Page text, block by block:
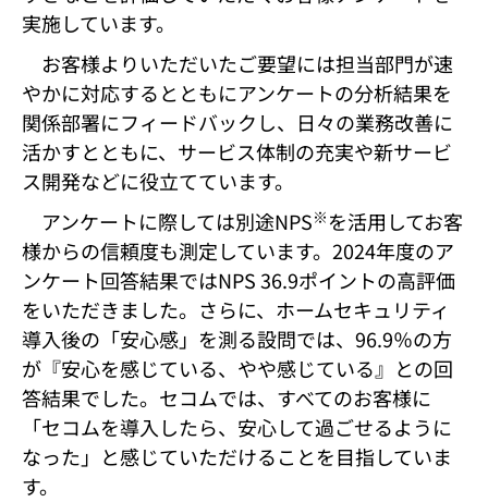
実施しています。
お客様よりいただいたご要望には担当部門が速
やかに対応するとともにアンケートの分析結果を
関係部署にフィードバックし、日々の業務改善に
活かすとともに、サービス体制の充実や新サービ
ス開発などに役立てています。
アンケートに際しては別途NPS※ を活用してお客
様からの信頼度も測定しています。2024年度のア
ンケート回答結果ではNPS 36.9ポイントの高評価
をいただきました。さらに、ホームセキュリティ
導入後の「安心感」を測る設問では、96.9％の方
が『安心を感じている、やや感じている』との回
答結果でした。セコムでは、すべてのお客様に
「セコムを導入したら、安心して過ごせるように
なった」と感じていただけることを目指していま
す。